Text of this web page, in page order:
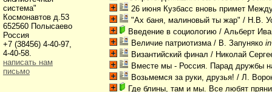
26 июня Кузбасс вновь примет
"Ах баня, малиновый ты жар" / Н.В.
Введение в социологию / Альберт
Величие патриотизма/ В. Запуняко
Византийский финал / Николай
Вместе мы - Россия. Парад дружбы
Возьмемся за руки, друзья! / Л.
Где блины, там и мы. Все любят
система"
Космонавтов д.53
652560 Полысаево
Россия
+7 (38456) 4-40-97,
4-40-58.
написать нам
письмо